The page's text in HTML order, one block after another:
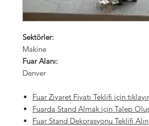
Sektörler:
Makine
Fuar Alanı:
Denver
Fuar Ziyaret Fiyatı Teklifi için
Fuarda Stand Almak için Talep
Fuar Stand Dekorasyonu Teklifi Alın